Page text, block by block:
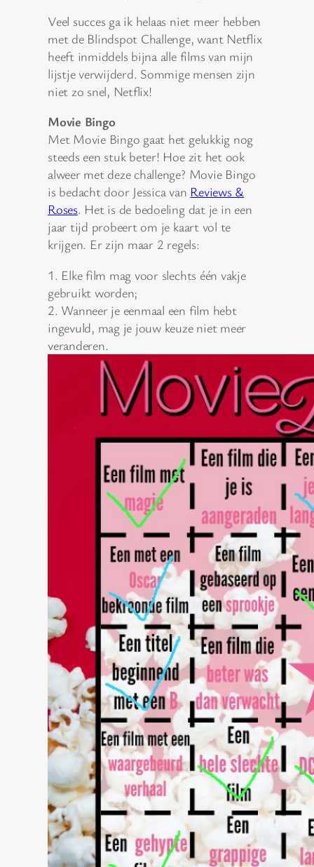
Veel succes ga ik helaas niet meer hebben
met de Blindspot Challenge, want Netflix
heeft inmiddels bijna alle films van mijn
lijstje verwijderd. Sommige mensen zijn
niet zo snel, Netflix!
Movie Bingo
Met Movie Bingo gaat het gelukkig nog
steeds een stuk beter! Hoe zit het ook
alweer met deze challenge? Movie Bingo
is bedacht door Jessica van Reviews &
Roses. Het is de bedoeling dat je in een
jaar tijd probeert om je kaart vol te
krijgen. Er zijn maar 2 regels:
1. Elke film mag voor slechts één vakje
gebruikt worden;
2. Wanneer je eenmaal een film hebt
ingevuld, mag je jouw keuze niet meer
veranderen.